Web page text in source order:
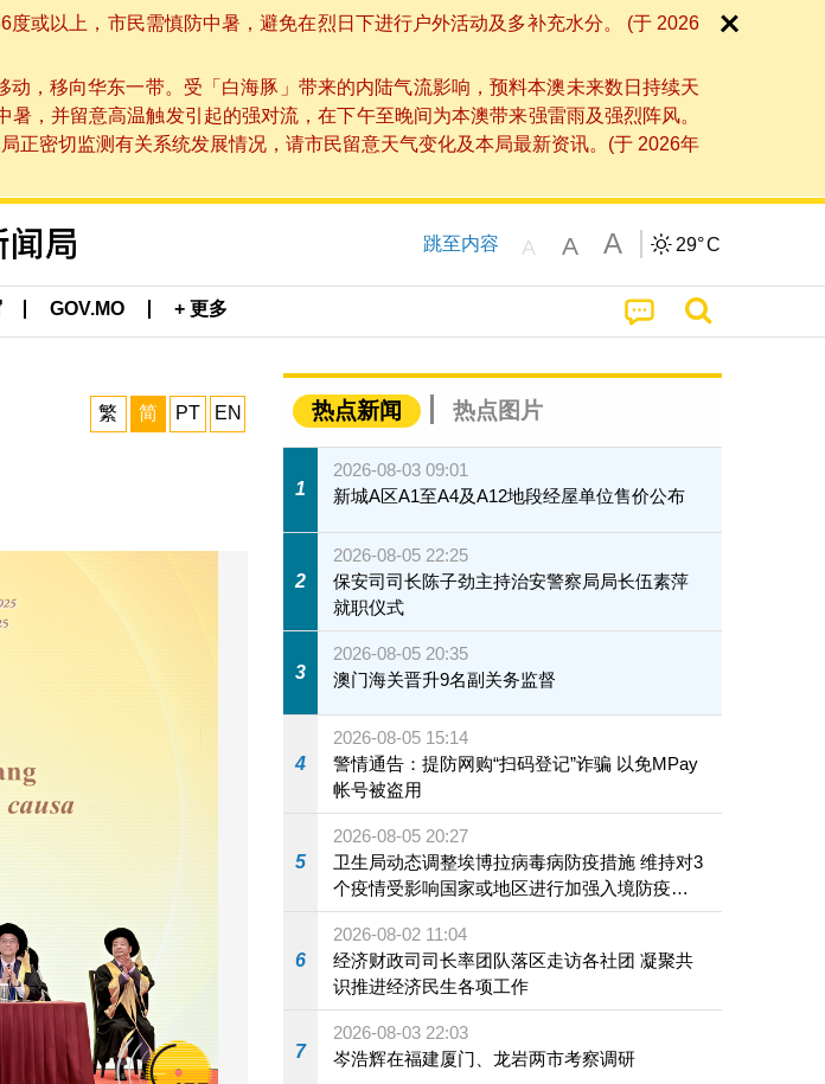
或以上，市民需慎防中暑，避免在烈日下进行户外活动及多补充水分。 (于 2026
，移向华东一带。受「白海豚」带来的内陆气流影响，预料本澳未来数日持续天
，并留意高温触发引起的强对流，在下午至晚间为本澳带来强雷雨及强烈阵风。
正密切监测有关系统发展情况，请市民留意天气变化及本局最新资讯。(于 2026年
跳至内容 A A A 29°C
GOV.MO + 更多
繁 简 PT EN 热点新闻 热点图片
1
2026-08-03 09:01
新城A区A1至A4及A12地段经屋单位售价公布
2
2026-08-05 22:25
保安司司长陈子劲主持治安警察局局长伍素萍
就职仪式
3
2026-08-05 20:35
澳门海关晋升9名副关务监督
4
2026-08-05 15:14
警情通告：提防网购“扫码登记”诈骗 以免MPay
帐号被盗用
5
2026-08-05 20:27
卫生局动态调整埃博拉病毒病防疫措施 维持对3
个疫情受影响国家或地区进行加强入境防疫措
施
6
2026-08-02 11:04
经济财政司司长率团队落区走访各社团 凝聚共
识推进经济民生各项工作
7
2026-08-03 22:03
岑浩辉在福建厦门、龙岩两市考察调研